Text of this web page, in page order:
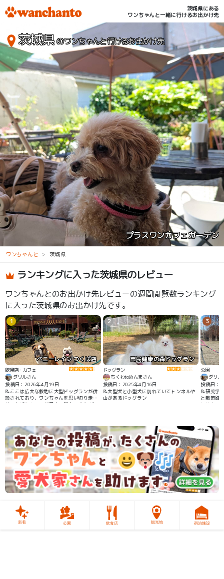
茨城県にある
ワンちゃんと一緒に行けるお出かけ先
プラスワンカフェガーデン
茨城県のワンちゃんと行けるお出かけ先
ワンちゃんと 茨城県
ランキングに入った茨城県のレビュー
ワンちゃんとのお出かけ先レビューの週間閲覧数ランキング
に入った茨城県のお出かけ先です。
1
ペニーレイン つくば店
飲食店・カフェ
ダリルさん
投稿日：2026年4月19日
📝ここは広大な敷地に大型ドッグランが併
設されており、ワンちゃんを思い切り走ら
せてあげられるのが最大の魅力です🐶 ビー
ーベリーブレッドは、自分へのご褒美やお
土産として絶対に外せない逸品です🫐 フォ
トジェニックな外観はどこを撮っても絵に
なるので、愛犬との思い出写真も最高の仕
上がりになります📸
2
市民健康の森ドッグラン
ドッグラン
ちくわtoめんまさん
投稿日：2025年4月16日
📝大型犬と小型犬に別れていてトンネルや
山があるドッグラン
3
公園
ダリル
投稿日：
📝研究学
と散策路
にはカフ
新着 公園 飲食店 観光地 宿泊施設